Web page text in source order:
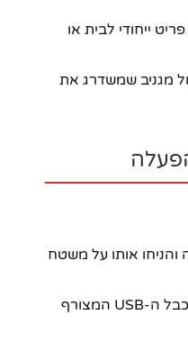
ייחודי לבית או
מגניב שמשדרג את
והניחו אותו על משטח
טענו את הרמקול באמצעות כבל ה-USB המצורף